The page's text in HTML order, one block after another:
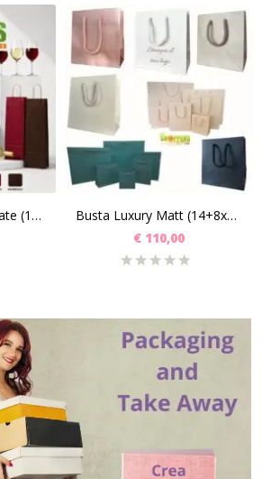
Porta Bottiglia Colorate (14+8x39.5) Pz 250
Busta Luxury Matt (14+8x15+3) PZ 200
€ 110,00